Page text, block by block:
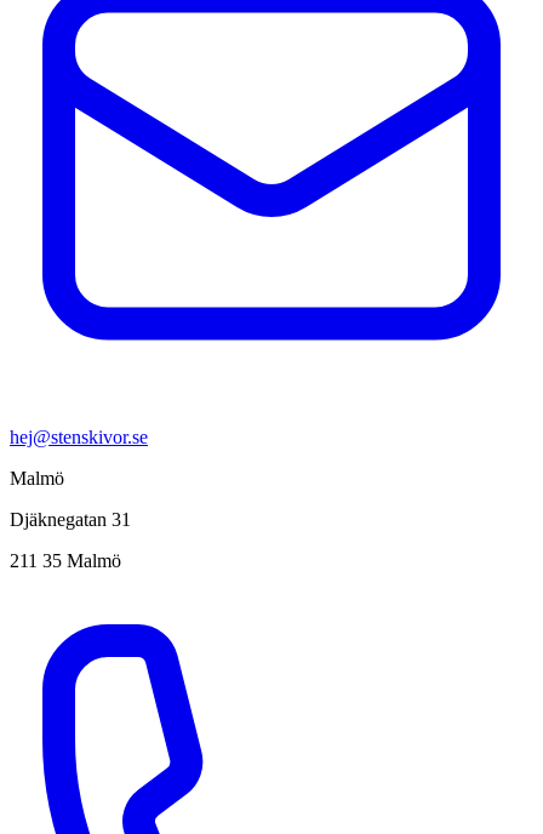
hej@stenskivor.se
Malmö
Djäknegatan 31
211 35 Malmö